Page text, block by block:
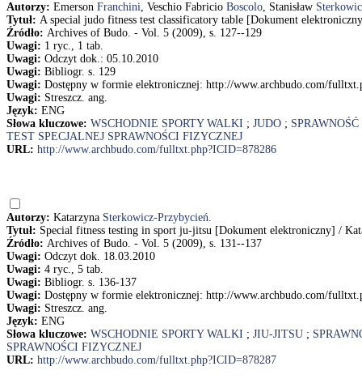
Autorzy: Emerson Franchini, Veschio Fabricio Boscolo, Stanisław
Tytuł: A special judo fitness test classificatory table [Dokument
Źródło: Archives of Budo. - Vol. 5 (2009), s. 127--129
Uwagi: 1 ryc., 1 tab.
Uwagi: Odczyt dok.: 05.10.2010
Uwagi: Bibliogr. s. 129
Uwagi: Dostępny w formie elektronicznej: http://www.archbudo.com/
Uwagi: Streszcz. ang.
Język: ENG
Słowa kluczowe: WSCHODNIE SPORTY WALKI ; JUDO ;
TEST SPECJALNEJ SPRAWNOŚCI FIZYCZNEJ
URL: http://www.archbudo.com/fulltxt.php?ICID=878286
Autorzy: Katarzyna Sterkowicz-Przybycień.
Tytuł: Special fitness testing in sport ju-jitsu [Dokument elektroniczny] /
Źródło: Archives of Budo. - Vol. 5 (2009), s. 131--137
Uwagi: Odczyt dok. 18.03.2010
Uwagi: 4 ryc., 5 tab.
Uwagi: Bibliogr. s. 136-137
Uwagi: Dostępny w formie elektronicznej: http://www.archbudo.com/
Uwagi: Streszcz. ang.
Język: ENG
Słowa kluczowe: WSCHODNIE SPORTY WALKI ; JIU-JITSU ;
SPRAWNOŚCI FIZYCZNEJ
URL: http://www.archbudo.com/fulltxt.php?ICID=878287